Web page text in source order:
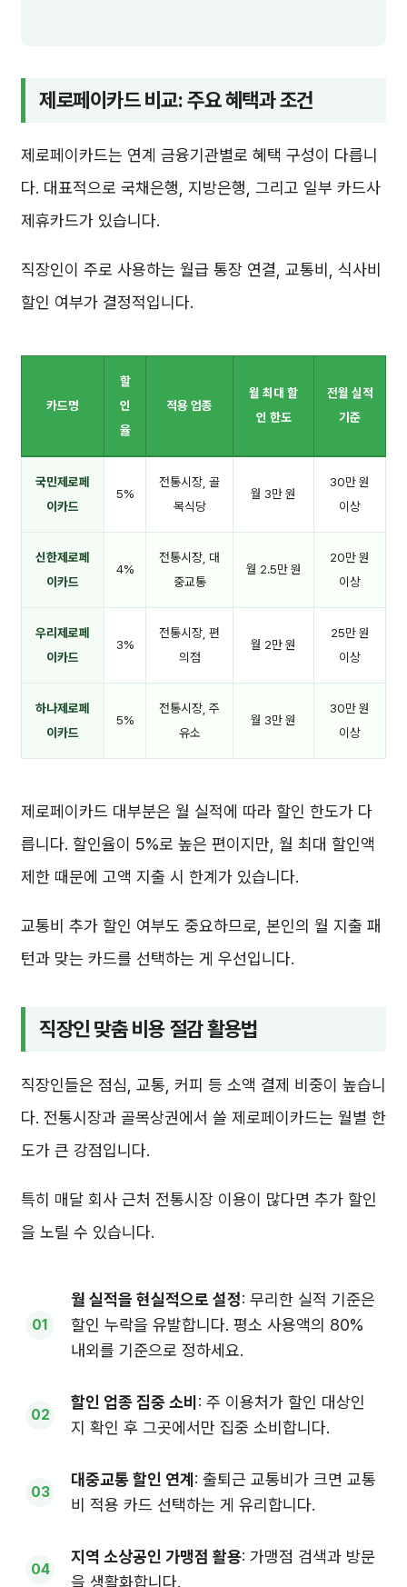
제로페이카드 비교: 주요 혜택과 조건
제로페이카드는 연계 금융기관별로 혜택 구성이 다릅니
다. 대표적으로 국채은행, 지방은행, 그리고 일부 카드사
제휴카드가 있습니다.
직장인이 주로 사용하는 월급 통장 연결, 교통비, 식사비
할인 여부가 결정적입니다.
카드명
할
인
율
적용 업종
월 최대 할
인 한도
전월 실적
기준
국민제로페
이카드
5%
전통시장, 골
목식당
월 3만 원
30만 원
이상
신한제로페
이카드
4%
전통시장, 대
중교통
월 2.5만 원
20만 원
이상
우리제로페
이카드
3%
전통시장, 편
의점
월 2만 원
25만 원
이상
하나제로페
이카드
5%
전통시장, 주
유소
월 3만 원
30만 원
이상
제로페이카드 대부분은 월 실적에 따라 할인 한도가 다
릅니다. 할인율이 5%로 높은 편이지만, 월 최대 할인액
제한 때문에 고액 지출 시 한계가 있습니다.
교통비 추가 할인 여부도 중요하므로, 본인의 월 지출 패
턴과 맞는 카드를 선택하는 게 우선입니다.
직장인 맞춤 비용 절감 활용법
직장인들은 점심, 교통, 커피 등 소액 결제 비중이 높습니
다. 전통시장과 골목상권에서 쓸 제로페이카드는 월별 한
도가 큰 강점입니다.
특히 매달 회사 근처 전통시장 이용이 많다면 추가 할인
을 노릴 수 있습니다.
월 실적을 현실적으로 설정: 무리한 실적 기준은
할인 누락을 유발합니다. 평소 사용액의 80%
내외를 기준으로 정하세요.
할인 업종 집중 소비: 주 이용처가 할인 대상인
지 확인 후 그곳에서만 집중 소비합니다.
대중교통 할인 연계: 출퇴근 교통비가 크면 교통
비 적용 카드 선택하는 게 유리합니다.
지역 소상공인 가맹점 활용: 가맹점 검색과 방문
을 생활화합니다.